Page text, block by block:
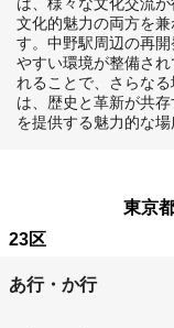
文化的魅力の両方を
す。中野駅周辺の再
やすい環境が整備さ
れることで、さらな
は、歴史と革新が共
を提供する魅力的な場
東京
23区
あ行・か行